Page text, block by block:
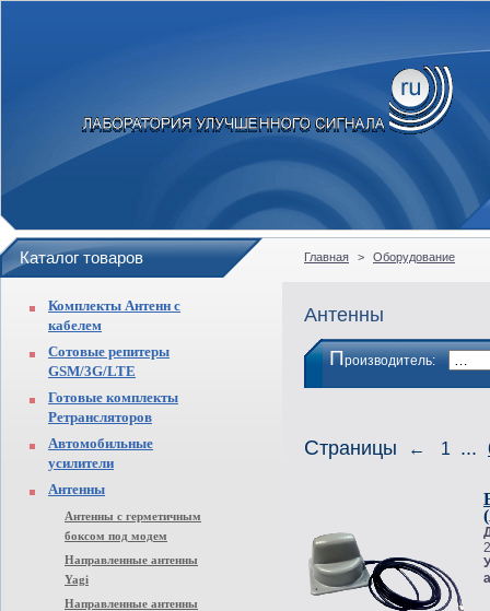
Каталог товаров
Комплекты Антенн с
кабелем
Сотовые репитеры
GSM/3G/LTE
Готовые комплекты
Ретрансляторов
Автомобильные
усилители
Антенны
Антенны с герметичным
боксом под модем
Направленные антенны
Yagi
Направленные антенны
Главная > Оборудование
Антенны
Производитель:
Страницы ← 1 ...